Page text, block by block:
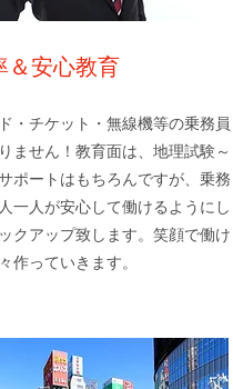
＆安心教育
・チケット・無線機等の乗務員
ません！教育面は、地理試験～
ポートはもちろんですが、乗務
一人が安心して働けるようにし
クアップ致します。笑顔で働け
作っていきます。